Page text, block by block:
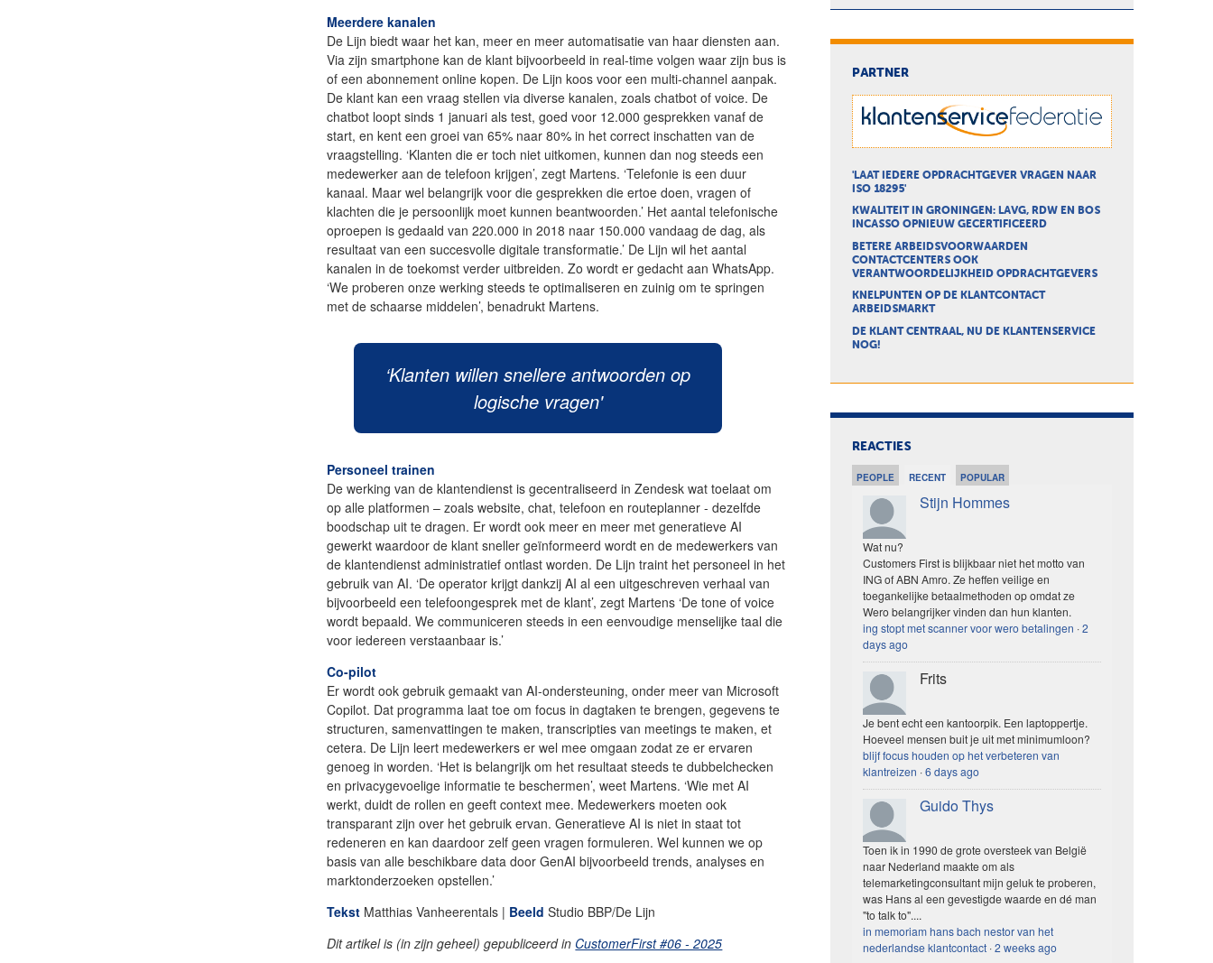
Meerdere kanalen
De Lijn biedt waar het kan, meer en meer automatisatie van haar diensten aan.
Via zijn smartphone kan de klant bijvoorbeeld in real-time volgen waar zijn bus is
of een abonnement online kopen. De Lijn koos voor een multi-channel aanpak.
De klant kan een vraag stellen via diverse kanalen, zoals chatbot of voice. De
chatbot loopt sinds 1 januari als test, goed voor 12.000 gesprekken vanaf de
start, en kent een groei van 65% naar 80% in het correct inschatten van de
vraagstelling. ‘Klanten die er toch niet uitkomen, kunnen dan nog steeds een
medewerker aan de telefoon krijgen’, zegt Martens. ‘Telefonie is een duur
kanaal. Maar wel belangrijk voor die gesprekken die ertoe doen, vragen of
klachten die je persoonlijk moet kunnen beantwoorden.’ Het aantal telefonische
oproepen is gedaald van 220.000 in 2018 naar 150.000 vandaag de dag, als
resultaat van een succesvolle digitale transformatie.’ De Lijn wil het aantal
kanalen in de toekomst verder uitbreiden. Zo wordt er gedacht aan WhatsApp.
‘We proberen onze werking steeds te optimaliseren en zuinig om te springen
met de schaarse middelen’, benadrukt Martens.
‘Klanten willen snellere antwoorden op
logische vragen'
Personeel trainen
De werking van de klantendienst is gecentraliseerd in Zendesk wat toelaat om
op alle platformen – zoals website, chat, telefoon en routeplanner - dezelfde
boodschap uit te dragen. Er wordt ook meer en meer met generatieve AI
gewerkt waardoor de klant sneller geïnformeerd wordt en de medewerkers van
de klantendienst administratief ontlast worden. De Lijn traint het personeel in het
gebruik van AI. ‘De operator krijgt dankzij AI al een uitgeschreven verhaal van
bijvoorbeeld een telefoongesprek met de klant’, zegt Martens ‘De tone of voice
wordt bepaald. We communiceren steeds in een eenvoudige menselijke taal die
voor iedereen verstaanbaar is.’
Co-pilot
Er wordt ook gebruik gemaakt van AI-ondersteuning, onder meer van Microsoft
Copilot. Dat programma laat toe om focus in dagtaken te brengen, gegevens te
structuren, samenvattingen te maken, transcripties van meetings te maken, et
cetera. De Lijn leert medewerkers er wel mee omgaan zodat ze er ervaren
genoeg in worden. ‘Het is belangrijk om het resultaat steeds te dubbelchecken
en privacygevoelige informatie te beschermen’, weet Martens. ‘Wie met AI
werkt, duidt de rollen en geeft context mee. Medewerkers moeten ook
transparant zijn over het gebruik ervan. Generatieve AI is niet in staat tot
redeneren en kan daardoor zelf geen vragen formuleren. Wel kunnen we op
basis van alle beschikbare data door GenAI bijvoorbeeld trends, analyses en
marktonderzoeken opstellen.’
Tekst Matthias Vanheerentals | Beeld Studio BBP/De Lijn
Dit artikel is (in zijn geheel) gepubliceerd in CustomerFirst #06 - 2025
PARTNER
'LAAT IEDERE OPDRACHTGEVER VRAGEN NAAR
ISO 18295'
KWALITEIT IN GRONINGEN: LAVG, RDW EN BOS
INCASSO OPNIEUW GECERTIFICEERD
BETERE ARBEIDSVOORWAARDEN
CONTACTCENTERS OOK
VERANTWOORDELIJKHEID OPDRACHTGEVERS
KNELPUNTEN OP DE KLANTCONTACT
ARBEIDSMARKT
DE KLANT CENTRAAL, NU DE KLANTENSERVICE
NOG!
REACTIES
PEOPLE RECENT POPULAR
Stijn Hommes
Wat nu?
Customers First is blijkbaar niet het motto van
ING of ABN Amro. Ze heffen veilige en
toegankelijke betaalmethoden op omdat ze
Wero belangrijker vinden dan hun klanten.
ing stopt met scanner voor wero betalingen ·2
days ago
Frits
Je bent echt een kantoorpik. Een laptoppertje.
Hoeveel mensen buit je uit met minimumloon?
blijf focus houden op het verbeteren van
klantreizen ·6 days ago
Guido Thys
Toen ik in 1990 de grote oversteek van België
naar Nederland maakte om als
telemarketingconsultant mijn geluk te proberen,
was Hans al een gevestigde waarde en dé man
"to talk to"....
in memoriam hans bach nestor van het
nederlandse klantcontact ·2 weeks ago